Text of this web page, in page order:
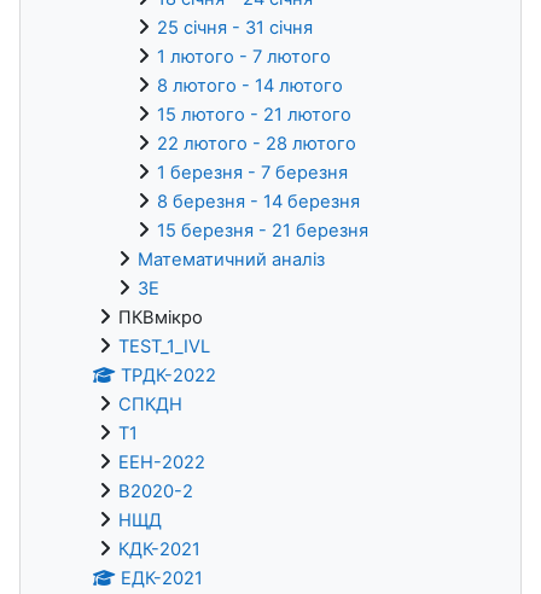
25 січня - 31 січня
1 лютого - 7 лютого
8 лютого - 14 лютого
15 лютого - 21 лютого
22 лютого - 28 лютого
1 березня - 7 березня
8 березня - 14 березня
15 березня - 21 березня
Математичний аналіз
ЗЕ
ПКВмікро
TEST_1_IVL
ТРДК-2022
СПКДН
Т1
ЕЕН-2022
В2020-2
НЩД
КДК-2021
ЕДК-2021